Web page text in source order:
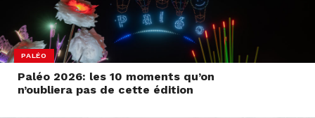
PALÉO
Paléo 2026: les 10 moments qu’on
n’oubliera pas de cette édition